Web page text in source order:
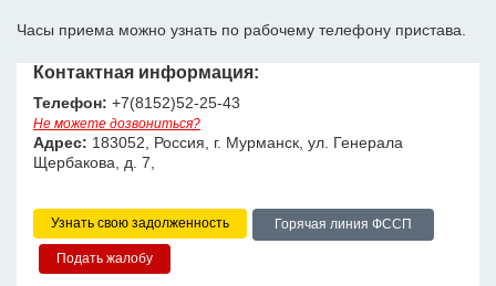
Часы приема можно узнать по рабочему телефону пристава.
Контактная информация:
Телефон: +7(8152)52-25-43
Не можете дозвониться?
Адрес: 183052, Россия, г. Мурманск, ул. Генерала
Щербакова, д. 7,
Узнать свою задолженность Горячая линия ФССП